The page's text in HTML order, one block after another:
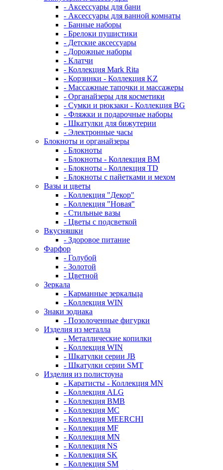
- Аксессуары для бани
- Аксессуары для ванной комнаты
- Банные наборы
- Брелоки пушистики
- Детские аксессуары
- Дорожные наборы
- Клатчи
- Коллекция Mark Rita
- Корзинки - Коллекция KZ
- Массажные тапочки и массажеры
- Органайзеры для косметики
- Сумки и рюкзаки - Коллекция BG
- Фляжки и подарочные наборы
- Шкатулки для бижутерии
- Электронные часы
Блокноты и органайзеры
- Блокноты
- Блокноты - Коллекция BM
- Блокноты - Коллекция TD
- Блокноты с пайетками и мехом
Вазы и цветы
- Коллекция "Декор"
- Коллекция "Новая"
- Стильные вазы
- Цветы с подсветкой
Вкусняшки
- Здоровое питание
Фарфор
- Голубой
- Золотой
- Цветной
Зеркала
- Карманные зеркальца
- Коллекция WIN
Знаки зодиака
- Позолоченные фигурки
Изделия из металла
- Металлические копилки
- Коллекция WIN
- Шкатулки серии JB
- Шкатулки серии SMT
Изделия из полистоуна
- Каратисты - Коллекция MN
- Коллекция ALG
- Коллекция BMB
- Коллекция MC
- Коллекция MEERCHI
- Коллекция MF
- Коллекция MN
- Коллекция NS
- Коллекция SK
- Коллекция SM